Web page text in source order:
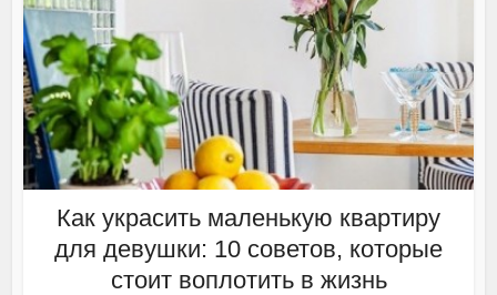
Как украсить маленькую квартиру
для девушки: 10 советов, которые
стоит воплотить в жизнь